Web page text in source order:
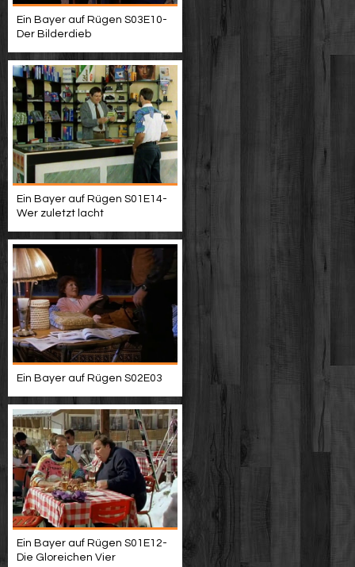
Ein Bayer auf Rügen S03E10-
Der Bilderdieb
Ein Bayer auf Rügen S01E14-
Wer zuletzt lacht
Ein Bayer auf Rügen S02E03
Ein Bayer auf Rügen S01E12-
Die Gloreichen Vier